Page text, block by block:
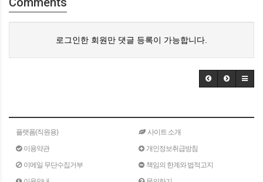
로그인한 회원만 댓글 등록이 가능합니다.
플랫폼(직원용)
사이트 소개
이용약관
개인정보취급방침
이메일 무단수집거부
책임의 한계와 법적고지